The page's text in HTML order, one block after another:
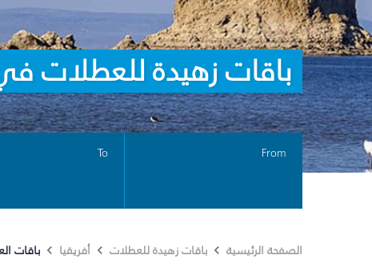
باقات زهيدة للعطلات
From
To
الصفحة الرئيسية باقات زهيدة للعطلات أفريقيا باقات